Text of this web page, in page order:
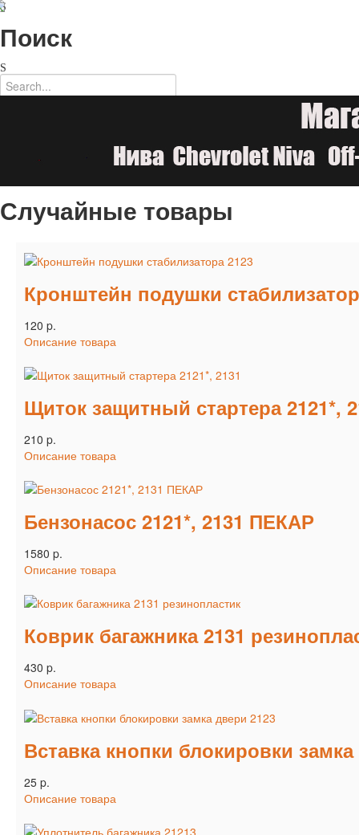
Поиск
Случайные товары
Кронштейн подушки
120 p.
Описание товара
Щиток защитный стартера 2121*,
210 p.
Описание товара
Бензонасос 2121*, 2131 ПЕКАР
1580 p.
Описание товара
Коврик багажника 2131
430 p.
Описание товара
Вставка кнопки блокировки
25 p.
Описание товара